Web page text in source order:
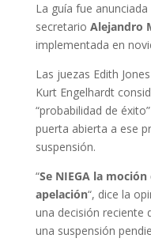
La guía fue
secretario Alejandro
implementada en
Las juezas Edith
Kurt Engelhardt
“probabilidad de
puerta abierta a ese
suspensión.
“Se NIEGA la
apelación“, dice la
una decisión reciente
una suspensión